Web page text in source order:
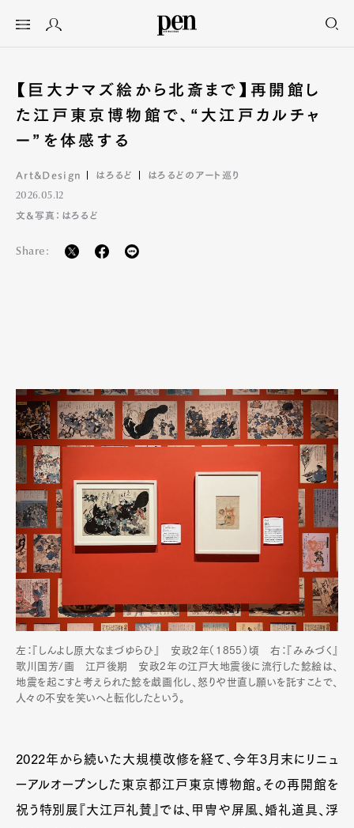
【巨大ナマズ絵から北斎まで】再開館し
た江戸東京博物館で、“大江戸カルチャ
ー”を体感する
Art&Design はろるど はろるどのアート巡り
2026.05.12
文&写真：はろるど
Share:
左：『しんよし原大なまづゆらひ』 安政2年（1855）頃 右：『みみづく』
歌川国芳/画 江戸後期 安政2年の江戸大地震後に流行した鯰絵は、
地震を起こすと考えられた鯰を戯画化し、怒りや世直し願いを託すことで、
人々の不安を笑いへと転化したという。
2022年から続いた大規模改修を経て、今年3月末にリニュ
ーアルオープンした東京都江戸東京博物館。その再開館を
祝う特別展『大江戸礼賛』では、甲冑や屏風、婚礼道具、浮